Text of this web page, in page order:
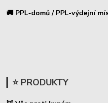
🚚 PPL-domů / PPL-výdejní
⭐ PRODUKTY